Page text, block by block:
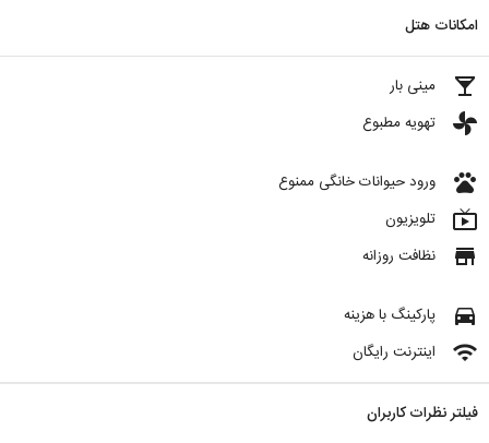
امکانات هتل
local_bar مینی بار
toys تهویه مطبوع
pets ورود حیوانات خانگی ممنوع
live_tv تلویزیون
store نظافت روزانه
directions_car پارکینگ با هزینه
wifi اینترنت رایگان
فیلتر نظرات کاربران